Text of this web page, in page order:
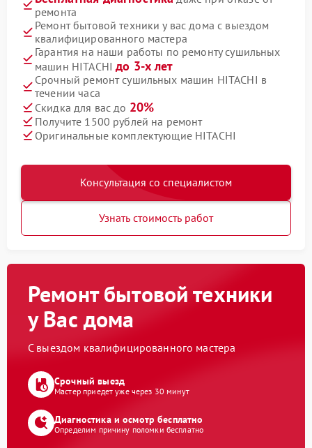
ремонта
Ремонт бытовой техники у вас дома с выездом
квалифицированного мастера
Гарантия на наши работы по ремонту сушильных
машин HITACHIдо 3-х лет
Срочный ремонт сушильных машин HITACHI в
течении часа
Скидка для вас до 20%
Получите 1500 рублей на ремонт
Оригинальные комплектующие HITACHI
Консультация со специалистом
Узнать стоимость работ
Ремонт бытовой техники
у Вас дома
С выездом квалифицированного мастера
Срочный выезд
Мастер приедет уже через 30 минут
Диагностика и осмотр бесплатно
Определим причину поломки бесплатно